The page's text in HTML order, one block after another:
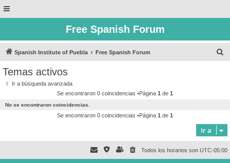
Free Spanish Forum
Spanish Institute of Puebla Free Spanish Forum
Temas activos
Ir a búsqueda avanzada
Se encontraron 0 coincidencias •Página 1 de 1
No se encontraron coincidencias.
Se encontraron 0 coincidencias •Página 1 de 1
Ir a
Todos los horarios son UTC-05:00